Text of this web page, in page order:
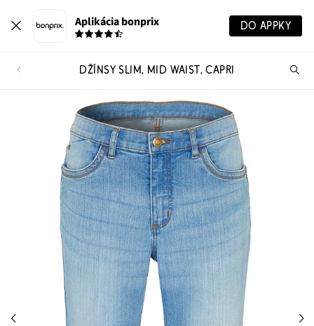
Aplikácia bonprix DO APPKY
DŽÍNSY SLIM, MID WAIST, CAPRI